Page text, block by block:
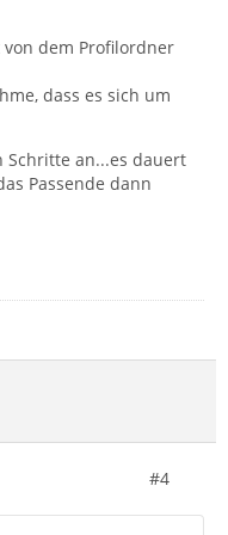
dem Profilordner
dass es sich um
Schritte an...es dauert
Passende dann
#4